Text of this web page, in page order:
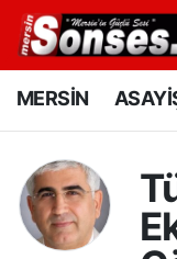
MERSİN
MERSİN
SPOR
GÜNÜN
Mersin
Mersin
Mersin